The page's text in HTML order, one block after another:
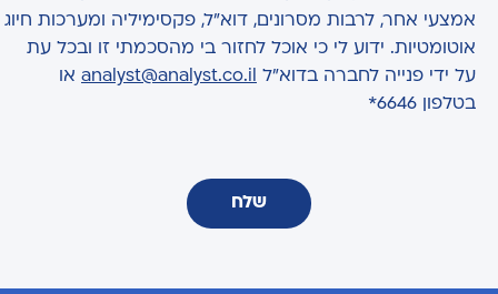
אמצעי אחר, לרבות מסרונים, דוא"ל, פקסימיליה ומערכות חיוג
אוטומטיות. ידוע לי כי אוכל לחזור בי מהסכמתי זו ובכל עת
על ידי פנייה לחברה בדוא"ל
analyst@analyst.co.il או
בטלפון 6646*
שלח